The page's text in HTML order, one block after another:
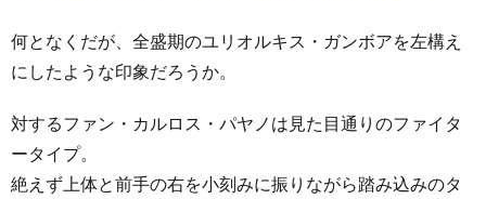
何となくだが、全盛期のユリオルキス・ガンボアを左構え
にしたような印象だろうか。
対するファン・カルロス・パヤノは見た目通りのファイタ
ータイプ。
絶えず上体と前手の右を小刻みに振りながら踏み込みのタ